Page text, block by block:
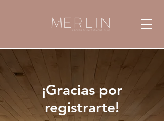
¡Gracias por
registrarte!